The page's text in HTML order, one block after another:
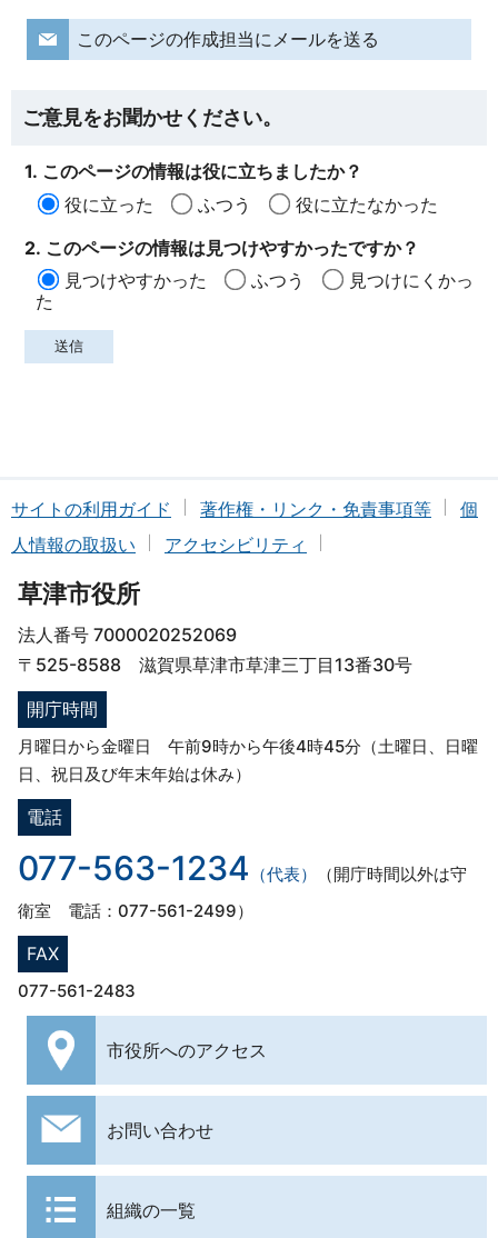
このページの作成担当にメールを送る
ご意見をお聞かせください。
1. このページの情報は役に立ちましたか？
役に立った
ふつう
役に立たなかった
2. このページの情報は見つけやすかったですか？
見つけやすかった
ふつう
見つけにくかっ
た
サイトの利用ガイド 著作権・リンク・免責事項等
個
人情報の取扱い
アクセシビリティ
草津市役所
法人番号 7000020252069
〒525-8588 滋賀県草津市草津三丁目13番30号
開庁時間
月曜日から金曜日 午前9時から午後4時45分（土曜日、日曜
日、祝日及び年末年始は休み）
電話
077-563-1234 （代表）
（開庁時間以外は守
衛室 電話：077-561-2499）
FAX
077-561-2483
市役所へのアクセス
お問い合わせ
組織の一覧